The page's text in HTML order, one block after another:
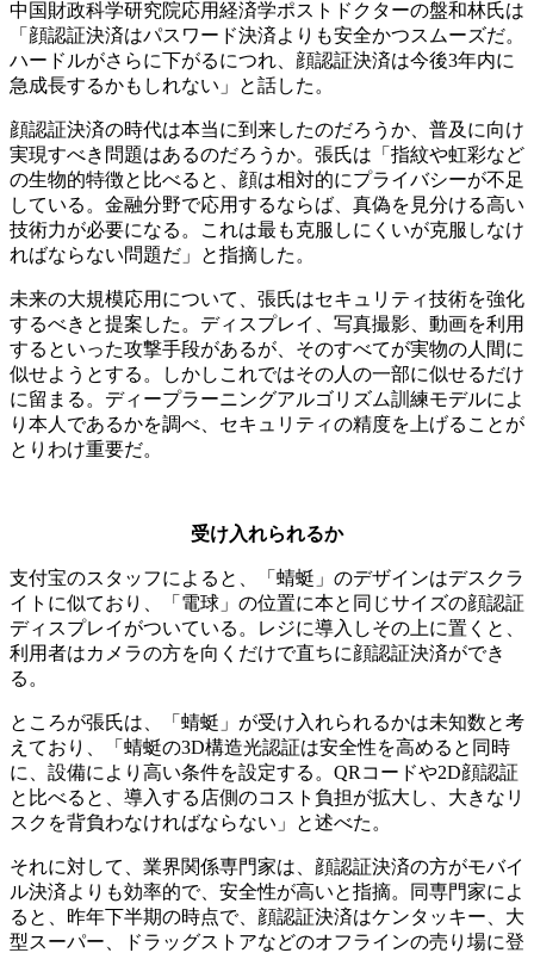
中国財政科学研究院応用経済学ポストドクターの盤和林氏は
「顔認証決済はパスワード決済よりも安全かつスムーズだ。
ハードルがさらに下がるにつれ、顔認証決済は今後3年内に
急成長するかもしれない」と話した。
顔認証決済の時代は本当に到来したのだろうか、普及に向け
実現すべき問題はあるのだろうか。張氏は「指紋や虹彩など
の生物的特徴と比べると、顔は相対的にプライバシーが不足
している。金融分野で応用するならば、真偽を見分ける高い
技術力が必要になる。これは最も克服しにくいが克服しなけ
ればならない問題だ」と指摘した。
未来の大規模応用について、張氏はセキュリティ技術を強化
するべきと提案した。ディスプレイ、写真撮影、動画を利用
するといった攻撃手段があるが、そのすべてが実物の人間に
似せようとする。しかしこれではその人の一部に似せるだけ
に留まる。ディープラーニングアルゴリズム訓練モデルによ
り本人であるかを調べ、セキュリティの精度を上げることが
とりわけ重要だ。
受け入れられるか
支付宝のスタッフによると、「蜻蜓」のデザインはデスクラ
イトに似ており、「電球」の位置に本と同じサイズの顔認証
ディスプレイがついている。レジに導入しその上に置くと、
利用者はカメラの方を向くだけで直ちに顔認証決済ができ
る。
ところが張氏は、「蜻蜓」が受け入れられるかは未知数と考
えており、「蜻蜓の3D構造光認証は安全性を高めると同時
に、設備により高い条件を設定する。QRコードや2D顔認証
と比べると、導入する店側のコスト負担が拡大し、大きなリ
スクを背負わなければならない」と述べた。
それに対して、業界関係専門家は、顔認証決済の方がモバイ
ル決済よりも効率的で、安全性が高いと指摘。同専門家によ
ると、昨年下半期の時点で、顔認証決済はケンタッキー、大
型スーパー、ドラッグストアなどのオフラインの売り場に登